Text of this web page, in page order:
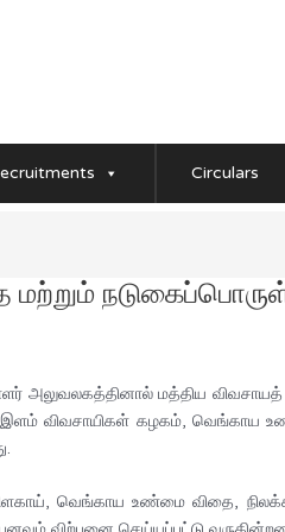
Circulars
அலுவலகத்தினால் மத்திய
இளம் விவசாயிகள் கழகம், வெங்காய
வெங்காய உண்மை விதை,